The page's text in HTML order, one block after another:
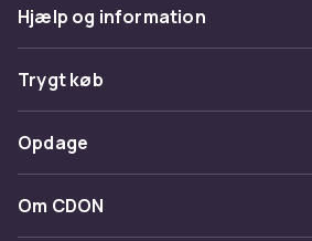
aktiv svømning. Cutout-
feminint udtryk.
materialet giver en
solbeskyttelse. Vælg en hel
yngste børn, da den sidder
aktiv leg end en bikini.
Hjælp og information
Ofte stillede spørgsmål
Spor pakke
Fortryd & returner her
Kontakt os
Trygt køb
Betaling
Levering
Opdage
Kategorier
Om CDON